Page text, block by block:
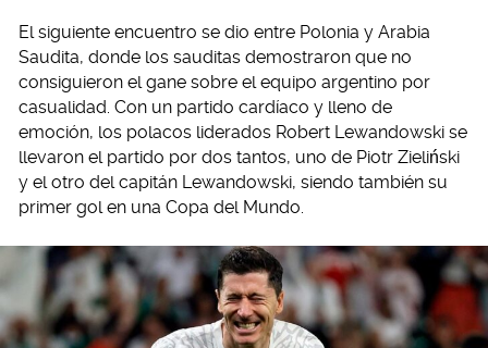
El siguiente encuentro se dio entre Polonia y Arabia
Saudita, donde los sauditas demostraron que no
consiguieron el gane sobre el equipo argentino por
casualidad. Con un partido cardíaco y lleno de
emoción, los polacos liderados Robert Lewandowski se
llevaron el partido por dos tantos, uno de Piotr Zieliński
y el otro del capitán Lewandowski, siendo también su
primer gol en una Copa del Mundo.